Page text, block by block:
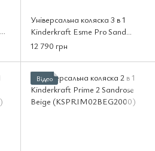
Універсальна коляска 3 в 1
Kinderkraft Esme Pro Sand
Beige (KSESME00BEG300N)
12 790 грн
Відео